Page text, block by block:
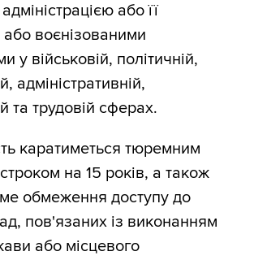
або її
або воєнізованими
у військовій, політичній,
адміністративній,
та трудовій сферах.
каратиметься тюремним
на 15 років, а також
обмеження доступу до
пов'язаних із виконанням
або місцевого